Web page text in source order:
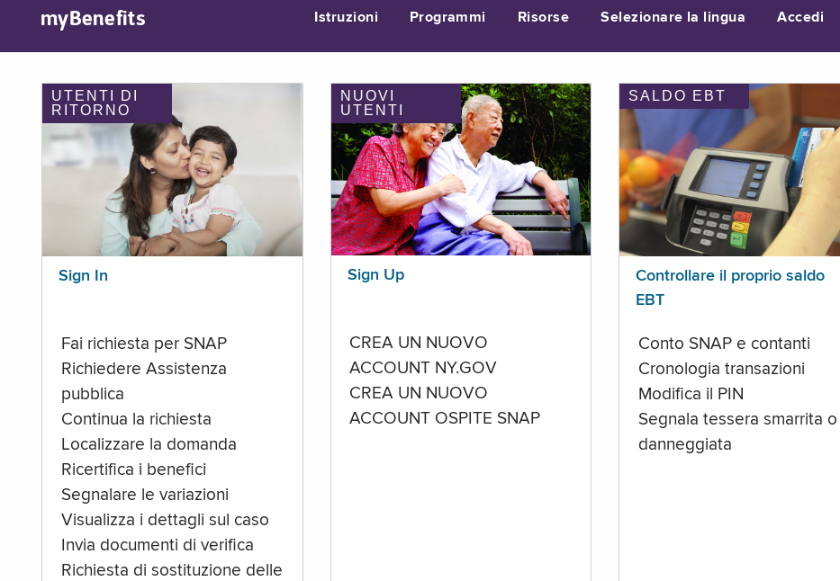
myBenefits Istruzioni Programmi Risorse Selezionare la lingua Accedi
UTENTI DI
RITORNO
Sign In
Fai richiesta per SNAP
Richiedere Assistenza
pubblica
Continua la richiesta
Localizzare la domanda
Ricertifica i benefici
Segnalare le variazioni
Visualizza i dettagli sul caso
Invia documenti di verifica
Richiesta di sostituzione delle
NUOVI
UTENTI
Sign Up
CREA UN NUOVO
ACCOUNT NY.GOV
CREA UN NUOVO
ACCOUNT OSPITE SNAP
SALDO EBT
Controllare il proprio saldo
EBT
Conto SNAP e contanti
Cronologia transazioni
Modifica il PIN
Segnala tessera smarrita o
danneggiata